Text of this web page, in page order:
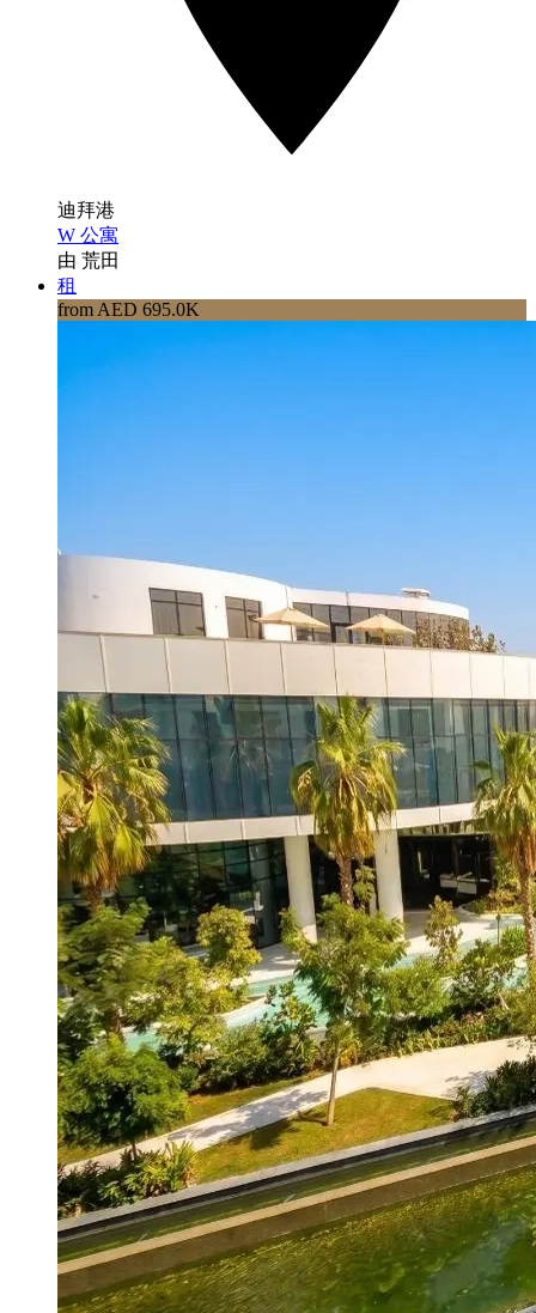
迪拜港
W 公寓
由 荒田
租
from AED 695.0K